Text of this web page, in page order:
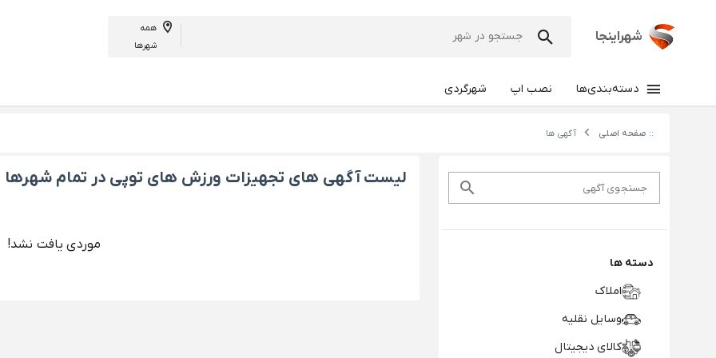
شهراینجا
همه
شهرها
دسته‌بندی‌ها نصب اپ شهرگردی
:: صفحه اصلی آگهی ها
جستجوی آگهی
دسته ها
املاک
وسایل نقلیه
کالای دیجیتال
لیست آگهی های تجهیزات ورزش های توپی در تمام شهرها
موردی یافت نشد!